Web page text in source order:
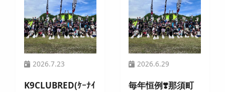
2026.7.23
K9CLUBRED(ｹｰﾅｲ
2026.6.29
毎年恒例❣️那須町